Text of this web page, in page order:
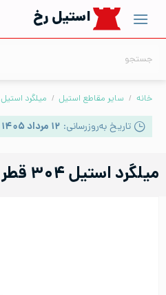
content
استیل رخ
خانه / سایر مقاطع استیل / میلگرد استیل
تاریخ به‌روزرسانی: ۱۲ مرداد ۱۴۰۵ | ۱۶:۳۶
میلگرد استیل ۳۰۴ قطر ۷۵